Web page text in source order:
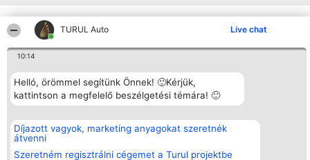
TURUL Auto Live chat
10:14
Helló, örömmel segítünk Önnek! 🙂Kérjük,
kattintson a megfelelő beszélgetési témára! 🙂
Díjazott vagyok, marketing anyagokat szeretnék
átvenni
Szeretném regisztrálni cégemet a Turul projektbe
Rangsorszervező
SC Beautiful Company S.R.L.
Bulevardul Aleea Timișul De
4, Ap. 13
Bukarest 53-238
Adószám 36737675
tel: +363 033 425 71
Az összes
listája
Szabályok
Státusz
Polityka
Elérhetőség